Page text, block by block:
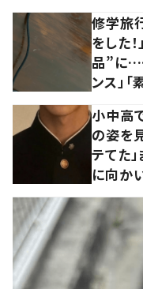
修学旅
をした
品”に
ンス」「
小中高
の姿を
テてた
に向か